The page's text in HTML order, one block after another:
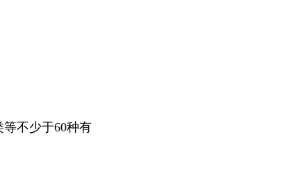
不少于60种有